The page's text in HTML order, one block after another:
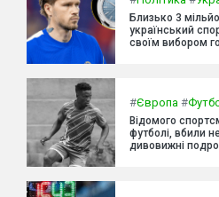
Близько 3
український
своїм вибором
#Європа #
Відомого
футболі, вбили
дивовижні